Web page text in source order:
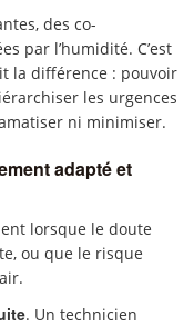
des co-
par l’humidité. C’est
la différence : pouvoir
les urgences
ni minimiser.
adapté et
lorsque le doute
ou que le risque
. Un technicien